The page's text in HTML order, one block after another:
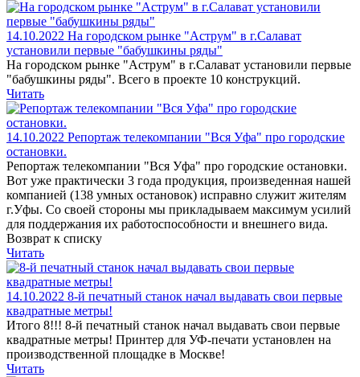
14.10.2022 На городском рынке "Аструм" в г.Салават
установили первые "бабушкины ряды"
На городском рынке "Аструм" в г.Салават установили первые
"бабушкины ряды". Всего в проекте 10 конструкций.
Читать
14.10.2022 Репортаж телекомпании "Вся Уфа" про городские
остановки.
Репортаж телекомпании "Вся Уфа" про городские остановки.
Вот уже практически 3 года продукция, произведенная нашей
компанией (138 умных остановок) исправно служит жителям
г.Уфы. Со своей стороны мы прикладываем максимум усилий
для поддержания их работоспособности и внешнего вида.
Возврат к списку
Читать
14.10.2022 8-й печатный станок начал выдавать свои первые
квадратные метры!
Итого 8!!! 8-й печатный станок начал выдавать свои первые
квадратные метры! Принтер для УФ-печати установлен на
производственной площадке в Москве!
Читать